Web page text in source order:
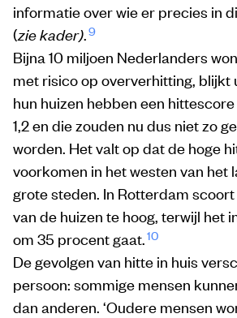
informatie over wie er precies in
(zie kader).9
Bijna 10 miljoen Nederlanders
met risico op oververhitting, blijkt
hun huizen hebben een
1,2 en die zouden nu dus niet zo
worden. Het valt op dat de hoge
voorkomen in het westen van het
grote steden. In Rotterdam
van de huizen te hoog, terwijl het
om 35 procent gaat.10
De gevolgen van hitte in huis
persoon: sommige mensen
dan anderen. ‘Oudere mensen